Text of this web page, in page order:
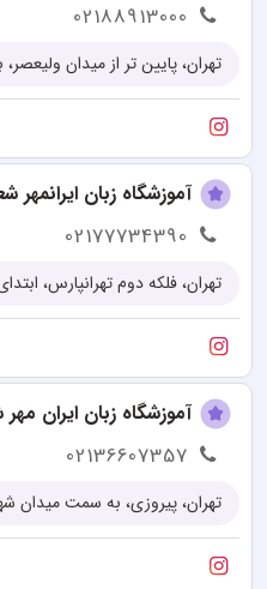
02188913000
آموزشگاه زبان ایرانمهر
02177734390
آموزشگاه زبان ایران
02136607357
تهران، پیروزی، به سمت میدان